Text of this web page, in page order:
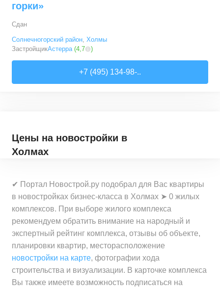
горки»
Сдан
Солнечногорский район, Холмы
ЗастройщикАстерра (4,7 )
+7 (495) 134-98-..
Цены на новостройки в
Холмах
✔ Портал Новострой.ру подобрал для Вас квартиры
в новостройках бизнес-класса в Холмах ➤ 0 жилых
комплексов. При выборе жилого комплекса
рекомендуем обратить внимание на народный и
экспертный рейтинг комплекса, отзывы об объекте,
планировки квартир, месторасположение
новостройки на карте, фотографии хода
строительства и визуализации. В карточке комплекса
Вы также имеете возможность подписаться на